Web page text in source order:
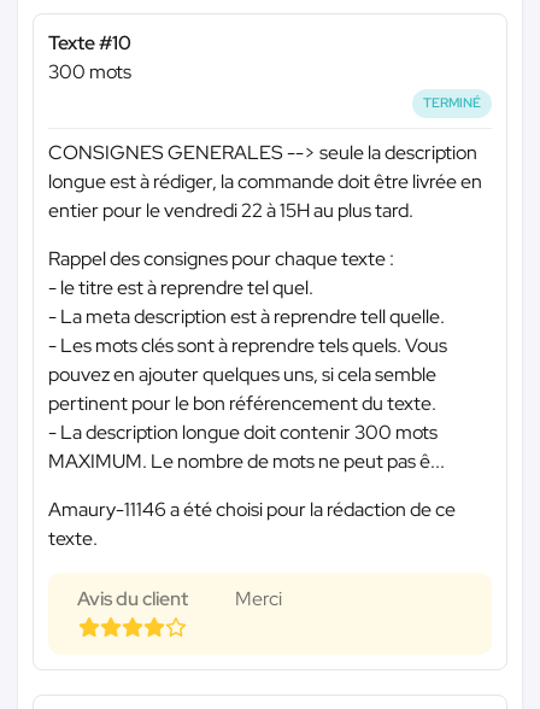
Texte #10
300 mots
TERMINÉ
CONSIGNES GENERALES --> seule la description
longue est à rédiger, la commande doit être livrée en
entier pour le vendredi 22 à 15H au plus tard.
Rappel des consignes pour chaque texte :
- le titre est à reprendre tel quel.
- La meta description est à reprendre tell quelle.
- Les mots clés sont à reprendre tels quels. Vous
pouvez en ajouter quelques uns, si cela semble
pertinent pour le bon référencement du texte.
- La description longue doit contenir 300 mots
MAXIMUM. Le nombre de mots ne peut pas ê...
Amaury-11146 a été choisi pour la rédaction de ce
texte.
Avis du client Merci